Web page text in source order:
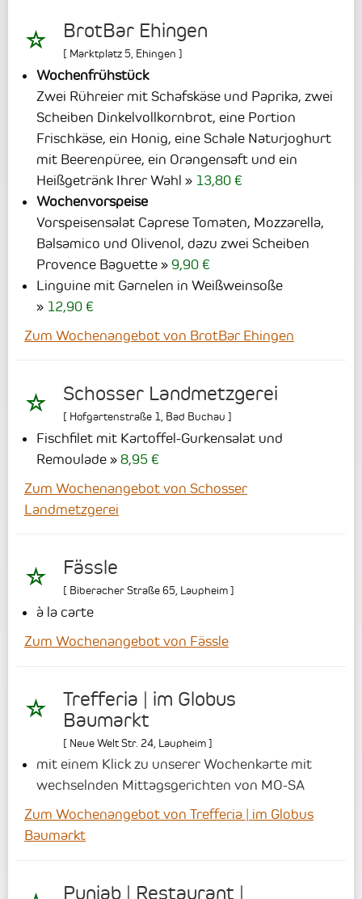
BrotBar Ehingen
[ Marktplatz 5 Ehingen ]
Wochenfrühstück
Zwei Rühreier mit Schafskäse und Paprika, zwei
Scheiben Dinkelvollkornbrot, eine Portion
Frischkäse, ein Honig, eine Schale Naturjoghurt
mit Beerenpüree, ein Orangensaft und ein
Heißgetränk Ihrer Wahl
13,80 €
Wochenvorspeise
Vorspeisensalat Caprese Tomaten, Mozzarella,
Balsamico und Olivenol, dazu zwei Scheiben
Provence Baguette
9,90 €
Linguine mit Garnelen in Weißweinsoße
12,90 €
Zum Wochenangebot von BrotBar Ehingen
Schosser Landmetzgerei
[ Hofgartenstraße 1 Bad Buchau ]
Fischfilet mit Kartoffel-Gurkensalat und
Remoulade
8,95 €
Zum Wochenangebot von Schosser
Landmetzgerei
Fässle
[ Biberacher Straße 65 Laupheim]
à la carte
Zum Wochenangebot von Fässle
Trefferia | im Globus
Baumarkt
[ Neue Welt Str. 24 Laupheim]
mit einem Klick zu unserer Wochenkarte mit
wechselnden Mittagsgerichten von MO-SA
Zum Wochenangebot von Trefferia | im Globus
Baumarkt
Punjab | Restaurant |